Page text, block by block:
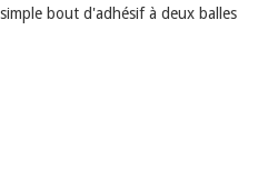
bout d'adhésif à deux balles